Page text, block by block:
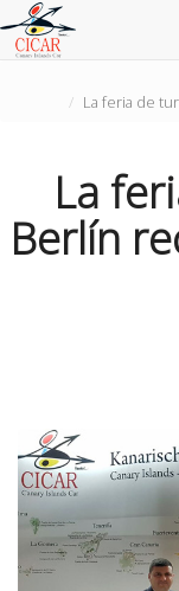
La feria de
La
Berlín